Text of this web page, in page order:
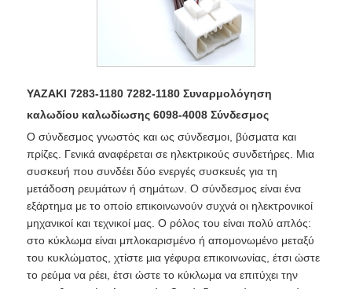
YAZAKI 7283-1180 7282-1180 Συναρμολόγηση
καλωδίου καλωδίωσης 6098-4008 Σύνδεσμος
Ο σύνδεσμος γνωστός και ως σύνδεσμοι, βύσματα και
πρίζες. Γενικά αναφέρεται σε ηλεκτρικούς συνδετήρες. Μια
συσκευή που συνδέει δύο ενεργές συσκευές για τη
μετάδοση ρευμάτων ή σημάτων. Ο σύνδεσμος είναι ένα
εξάρτημα με το οποίο επικοινωνούν συχνά οι ηλεκτρονικοί
μηχανικοί και τεχνικοί μας. Ο ρόλος του είναι πολύ απλός:
στο κύκλωμα είναι μπλοκαρισμένο ή απομονωμένο μεταξύ
του κυκλώματος, χτίστε μια γέφυρα επικοινωνίας, έτσι ώστε
το ρεύμα να ρέει, έτσι ώστε το κύκλωμα να επιτύχει την